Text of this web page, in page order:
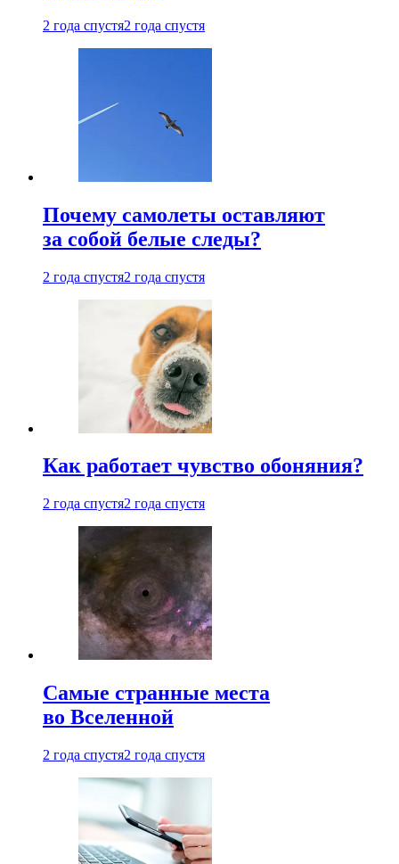
2 года спустя2 года спустя
Почему самолеты оставляют
за собой белые следы?
2 года спустя2 года спустя
Как работает чувство обоняния?
2 года спустя2 года спустя
Самые странные места
во Вселенной
2 года спустя2 года спустя